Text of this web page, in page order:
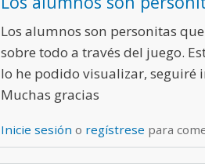
Los alumnos son personitas
sobre todo a través del juego.
lo he podido visualizar, seguiré
Muchas gracias
Inicie sesión o regístrese para